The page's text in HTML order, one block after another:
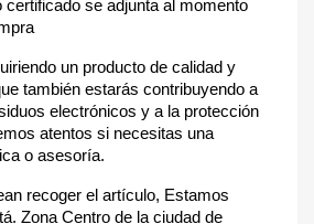
se adjunta al momento
un producto de calidad y
también estarás contribuyendo a
electrónicos y a la protección
atentos si necesitas una
o asesoría.
recoger el artículo, Estamos
Zona Centro de la ciudad de